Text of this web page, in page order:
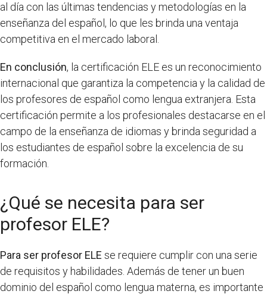
al día con las últimas tendencias y metodologías en la
enseñanza del español, lo que les brinda una ventaja
competitiva en el mercado laboral.
En conclusión, la certificación ELE es un reconocimiento
internacional que garantiza la competencia y la calidad de
los profesores de español como lengua extranjera. Esta
certificación permite a los profesionales destacarse en el
campo de la enseñanza de idiomas y brinda seguridad a
los estudiantes de español sobre la excelencia de su
formación.
¿Qué se necesita para ser
profesor ELE?
Para ser profesor ELE se requiere cumplir con una serie
de requisitos y habilidades. Además de tener un buen
dominio del español como lengua materna, es importante